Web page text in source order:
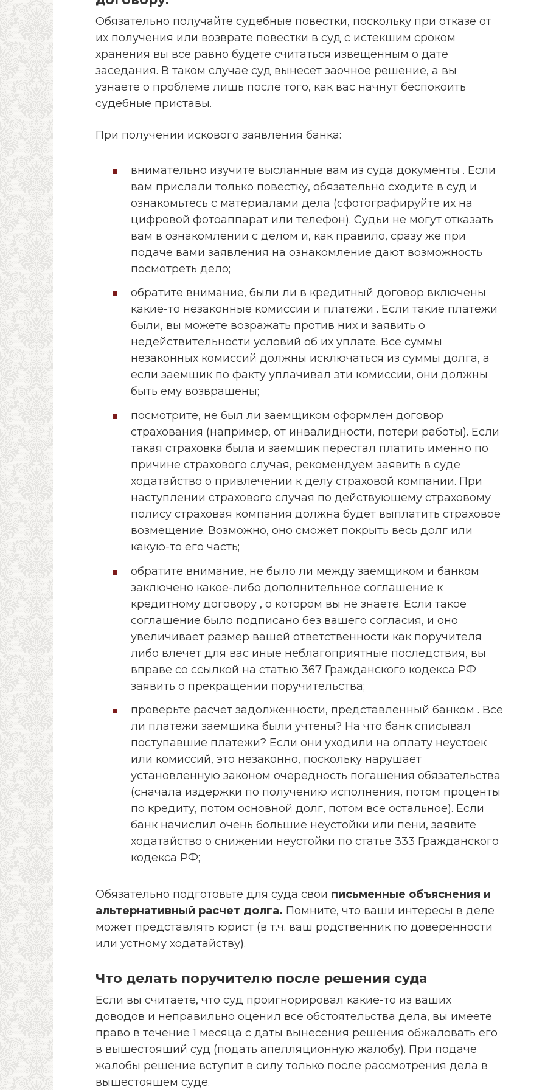
Обязательно получайте судебные повестки, поскольку при отказе от
их получения или возврате повестки в суд с истекшим сроком
хранения вы все равно будете считаться извещенным о дате
заседания. В таком случае суд вынесет заочное решение, а вы
узнаете о проблеме лишь после того, как вас начнут беспокоить
судебные приставы.
При получении искового заявления банка:
внимательно изучите высланные вам из суда документы . Если
вам прислали только повестку, обязательно сходите в суд и
ознакомьтесь с материалами дела (сфотографируйте их на
цифровой фотоаппарат или телефон). Судьи не могут отказать
вам в ознакомлении с делом и, как правило, сразу же при
подаче вами заявления на ознакомление дают возможность
посмотреть дело;
обратите внимание, были ли в кредитный договор включены
какие-то незаконные комиссии и платежи . Если такие платежи
были, вы можете возражать против них и заявить о
недействительности условий об их уплате. Все суммы
незаконных комиссий должны исключаться из суммы долга, а
если заемщик по факту уплачивал эти комиссии, они должны
быть ему возвращены;
посмотрите, не был ли заемщиком оформлен договор
страхования (например, от инвалидности, потери работы). Если
такая страховка была и заемщик перестал платить именно по
причине страхового случая, рекомендуем заявить в суде
ходатайство о привлечении к делу страховой компании. При
наступлении страхового случая по действующему страховому
полису страховая компания должна будет выплатить страховое
возмещение. Возможно, оно сможет покрыть весь долг или
какую-то его часть;
обратите внимание, не было ли между заемщиком и банком
заключено какое-либо дополнительное соглашение к
кредитному договору , о котором вы не знаете. Если такое
соглашение было подписано без вашего согласия, и оно
увеличивает размер вашей ответственности как поручителя
либо влечет для вас иные неблагоприятные последствия, вы
вправе со ссылкой на статью 367 Гражданского кодекса РФ
заявить о прекращении поручительства;
проверьте расчет задолженности, представленный банком . Все
ли платежи заемщика были учтены? На что банк списывал
поступавшие платежи? Если они уходили на оплату неустоек
или комиссий, это незаконно, поскольку нарушает
установленную законом очередность погашения обязательства
(сначала издержки по получению исполнения, потом проценты
по кредиту, потом основной долг, потом все остальное). Если
банк начислил очень большие неустойки или пени, заявите
ходатайство о снижении неустойки по статье 333 Гражданского
кодекса РФ;
Обязательно подготовьте для суда свои письменные объяснения и
альтернативный расчет долга. Помните, что ваши интересы в деле
может представлять юрист (в т.ч. ваш родственник по доверенности
или устному ходатайству).
Что делать поручителю после решения суда
Если вы считаете, что суд проигнорировал какие-то из ваших
доводов и неправильно оценил все обстоятельства дела, вы имеете
право в течение 1 месяца с даты вынесения решения обжаловать его
в вышестоящий суд (подать апелляционную жалобу). При подаче
жалобы решение вступит в силу только после рассмотрения дела в
вышестоящем суде.